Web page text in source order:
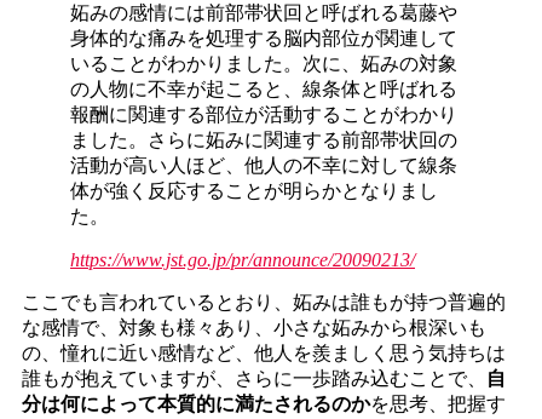
妬みの感情には前部帯状回と呼ばれる葛藤や
身体的な痛みを処理する脳内部位が関連して
いることがわかりました。次に、妬みの対象
の人物に不幸が起こると、線条体と呼ばれる
報酬に関連する部位が活動することがわかり
ました。さらに妬みに関連する前部帯状回の
活動が高い人ほど、他人の不幸に対して線条
体が強く反応することが明らかとなりまし
た。
https://www.jst.go.jp/pr/announce/20090213/
ここでも言われているとおり、妬みは誰もが持つ普遍的
な感情で、対象も様々あり、小さな妬みから根深いも
の、憧れに近い感情など、他人を羨ましく思う気持ちは
誰もが抱えていますが、さらに一歩踏み込むことで、
自
分は何によって本質的に満たされるのかを思考、把握す